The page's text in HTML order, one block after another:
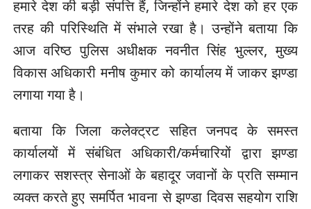
हमारे देश की बड़ी संपत्ति हैं, जिन्होंने हमारे देश को हर एक
तरह की परिस्थिति में संभाले रखा है। उन्होंने बताया कि
आज वरिष्ठ पुलिस अधीक्षक नवनीत सिंह भुल्लर, मुख्य
विकास अधिकारी मनीष कुमार को कार्यालय में जाकर झण्डा
लगाया गया है।
बताया कि जिला कलेक्ट्रट सहित जनपद के समस्त
कार्यालयों में संबंधित अधिकारी/कर्मचारियों द्वारा झण्डा
लगाकर सशस्त्र सेनाओं के बहादूर जवानों के प्रति सम्मान
व्यक्त करते हुए समर्पित भावना से झण्डा दिवस सहयोग राशि